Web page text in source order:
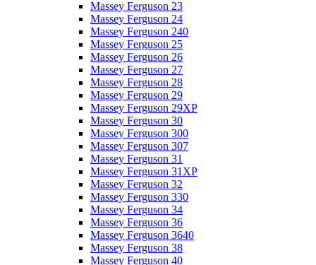
Massey Ferguson 23
Massey Ferguson 24
Massey Ferguson 240
Massey Ferguson 25
Massey Ferguson 26
Massey Ferguson 27
Massey Ferguson 28
Massey Ferguson 29
Massey Ferguson 29XP
Massey Ferguson 30
Massey Ferguson 300
Massey Ferguson 307
Massey Ferguson 31
Massey Ferguson 31XP
Massey Ferguson 32
Massey Ferguson 330
Massey Ferguson 34
Massey Ferguson 36
Massey Ferguson 3640
Massey Ferguson 38
Massey Ferguson 40